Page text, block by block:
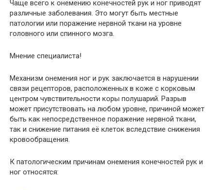
Чаще всего к онемению конечностей рук и ног приводят
различные заболевания. Это могут быть местные
патологии или поражение нервной ткани на уровне
головного или спинного мозга.
Мнение специалиста!
Механизм онемения ног и рук заключается в нарушении
связи рецепторов, расположенных в коже с корковым
центром чувствительности коры полушарий. Разрыв
может присутствовать на любом уровне, причиной может
быть как непосредственное поражение нервной ткани,
так и снижение питания её клеток вследствие снижения
кровообращения.
К патологическим причинам онемения конечностей рук и
ног относятся: